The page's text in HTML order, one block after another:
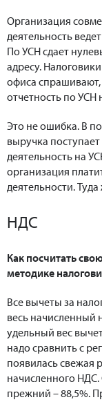
Организация
деятельность
По УСН сдает
адресу.
офиса спрашивают,
отчетность по УСН
Это не ошибка. В
выручка
деятельность на
организация
деятельности.
НДС
Как посчитать
методике
Все вычеты за
весь начисленный
удельный вес
надо сравнить с
появилась свежая
начисленного
прежний – 88,5%.